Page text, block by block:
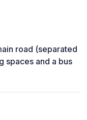
road (separated
spaces and a bus